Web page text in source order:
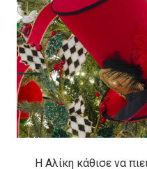
Η Αλίκη κάθισε να